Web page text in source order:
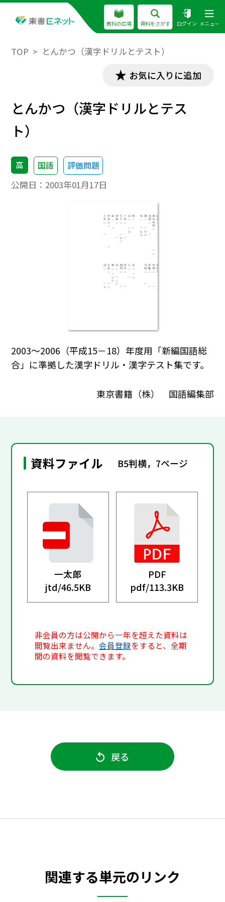
教科の広場 資料をさがす ログイン メニュー
TOP とんかつ（漢字ドリルとテスト）
お気に入りに追加
とんかつ（漢字ドリルとテス
ト）
高 国語 評価問題
公開日： 2003年01月17日
2003～2006（平成15－18）年度用「新編国語総
合」に準拠した漢字ドリル・漢字テスト集です。
東京書籍（株） 国語編集部
資料ファイル B5判横，7ページ
一太郎
jtd/46.5KB
PDF
pdf/113.3KB
非会員の方は公開から一年を超えた資料は
閲覧出来ません。会員登録をすると、全期
間の資料を閲覧できます。
戻る
関連する単元のリンク